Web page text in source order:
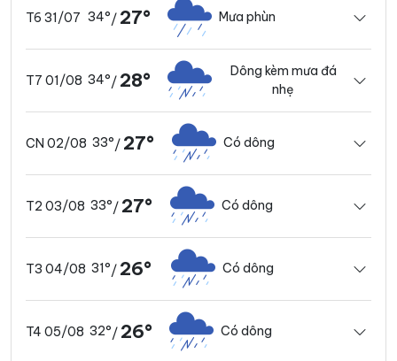
T6 31/07 34°/ 27° Mưa phùn
T7 01/08 34°/ 28°
Dông kèm mưa đá
nhẹ
CN 02/08 33°/ 27° Có dông
T2 03/08 33°/ 27° Có dông
T3 04/08 31°/ 26° Có dông
T4 05/08 32°/ 26° Có dông